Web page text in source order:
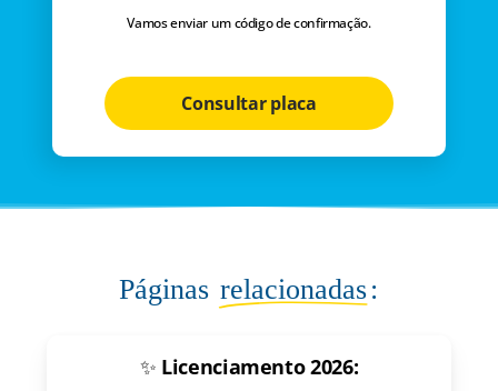
Vamos enviar um código de confirmação.
Consultar placa
Páginas relacionadas:
✨ Licenciamento 2026: